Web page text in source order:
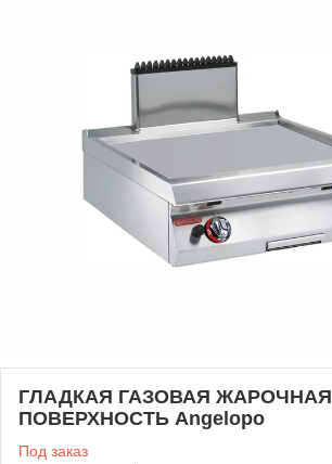
ГЛАДКАЯ ГАЗОВАЯ ЖАРОЧНАЯ
ПОВЕРХНОСТЬ Angelopo
Под заказ